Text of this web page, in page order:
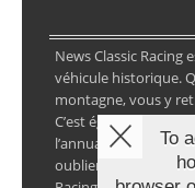
News Classic Racing
véhicule historique.
montagne, vous y
C’est également le
l’annuaire des
oublier les petites
To